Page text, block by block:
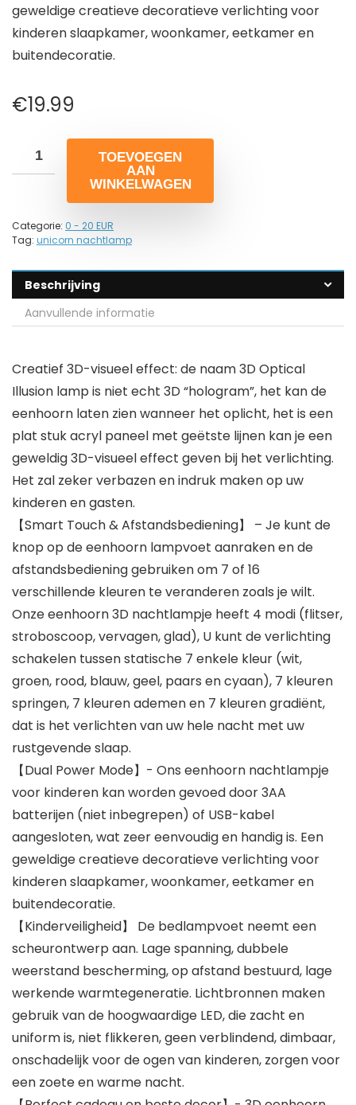
geweldige creatieve decoratieve verlichting voor
kinderen slaapkamer, woonkamer, eetkamer en
buitendecoratie.
€19.99
TOEVOEGEN
AAN
WINKELWAGEN
Categorie: 0 - 20 EUR
Tag: unicorn nachtlamp
Beschrijving
Aanvullende informatie
Creatief 3D-visueel effect: de naam 3D Optical
Illusion lamp is niet echt 3D “hologram”, het kan de
eenhoorn laten zien wanneer het oplicht, het is een
plat stuk acryl paneel met geëtste lijnen kan je een
geweldig 3D-visueel effect geven bij het verlichting.
Het zal zeker verbazen en indruk maken op uw
kinderen en gasten.
【Smart Touch & Afstandsbediening】 – Je kunt de
knop op de eenhoorn lampvoet aanraken en de
afstandsbediening gebruiken om 7 of 16
verschillende kleuren te veranderen zoals je wilt.
Onze eenhoorn 3D nachtlampje heeft 4 modi (flitser,
stroboscoop, vervagen, glad), U kunt de verlichting
schakelen tussen statische 7 enkele kleur (wit,
groen, rood, blauw, geel, paars en cyaan), 7 kleuren
springen, 7 kleuren ademen en 7 kleuren gradiënt,
dat is het verlichten van uw hele nacht met uw
rustgevende slaap.
【Dual Power Mode】- Ons eenhoorn nachtlampje
voor kinderen kan worden gevoed door 3AA
batterijen (niet inbegrepen) of USB-kabel
aangesloten, wat zeer eenvoudig en handig is. Een
geweldige creatieve decoratieve verlichting voor
kinderen slaapkamer, woonkamer, eetkamer en
buitendecoratie.
【Kinderveiligheid】 De bedlampvoet neemt een
scheurontwerp aan. Lage spanning, dubbele
weerstand bescherming, op afstand bestuurd, lage
werkende warmtegeneratie. Lichtbronnen maken
gebruik van de hoogwaardige LED, die zacht en
uniform is, niet flikkeren, geen verblindend, dimbaar,
onschadelijk voor de ogen van kinderen, zorgen voor
een zoete en warme nacht.